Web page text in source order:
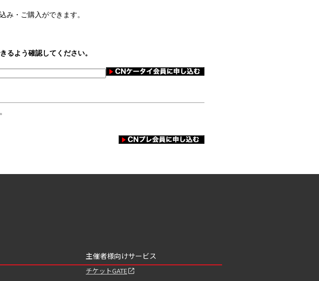
み・ご購入ができます。
るよう確認してください。
主催者様向けサービス
チケットGATE